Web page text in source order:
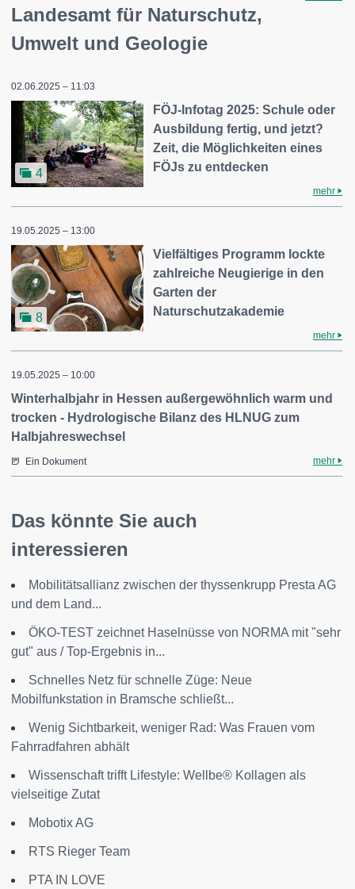
Landesamt für Naturschutz,
Umwelt und Geologie
02.06.2025 – 11:03
4
FÖJ-Infotag 2025: Schule oder
Ausbildung fertig, und jetzt?
Zeit, die Möglichkeiten eines
FÖJs zu entdecken
mehr
19.05.2025 – 13:00
8
Vielfältiges Programm lockte
zahlreiche Neugierige in den
Garten der
Naturschutzakademie
mehr
19.05.2025 – 10:00
Winterhalbjahr in Hessen außergewöhnlich warm und
trocken - Hydrologische Bilanz des HLNUG zum
Halbjahreswechsel
Ein Dokument mehr
Das könnte Sie auch
interessieren
Mobilitätsallianz zwischen der thyssenkrupp Presta AG
und dem Land...
ÖKO-TEST zeichnet Haselnüsse von NORMA mit "sehr
gut" aus / Top-Ergebnis in...
Schnelles Netz für schnelle Züge: Neue
Mobilfunkstation in Bramsche schließt...
Wenig Sichtbarkeit, weniger Rad: Was Frauen vom
Fahrradfahren abhält
Wissenschaft trifft Lifestyle: Wellbe® Kollagen als
vielseitige Zutat
Mobotix AG
RTS Rieger Team
PTA IN LOVE